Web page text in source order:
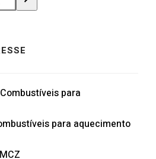
para aquecimento